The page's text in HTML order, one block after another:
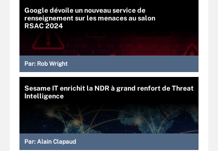
Google dévoile un nouveau service de
renseignement sur les menaces au salon
RSAC 2024
Par: Rob Wright
Sesame IT enrichit la NDR à grand renfort de Threat
Intelligence
Par: Alain Clapaud